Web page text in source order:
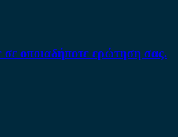
οποιαδήποτε ερώτηση σας.